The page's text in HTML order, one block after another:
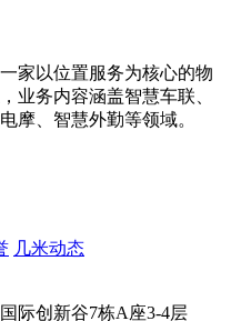
家以位置服务为核心的物
业务内容涵盖智慧车联、
摩、智慧外勤等领域。
几米动态
际创新谷7栋A座3-4层